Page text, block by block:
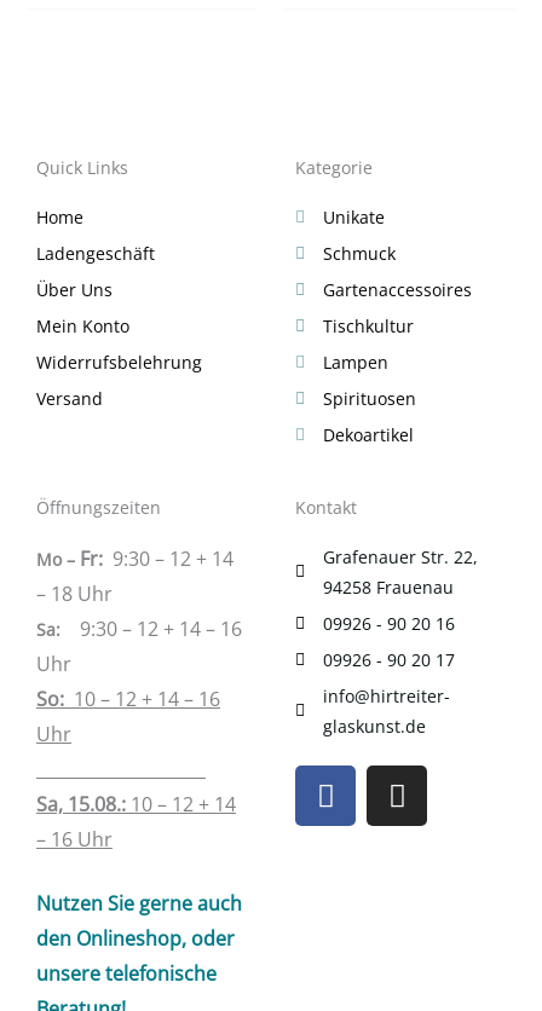
Quick Links
Home
Ladengeschäft
Über Uns
Mein Konto
Widerrufsbelehrung
Versand
Kategorie
Unikate
Schmuck
Gartenaccessoires
Tischkultur
Lampen
Spirituosen
Dekoartikel
Öffnungszeiten
Mo – Fr: 9:30 – 12 + 14
– 18 Uhr
Sa: 9:30 – 12 + 14 – 16
Uhr
So: 10 – 12 + 14 – 16
Uhr
Sa, 15.08.: 10 – 12 + 14
– 16 Uhr
Nutzen Sie gerne auch
den Onlineshop, oder
unsere telefonische
Kontakt
Grafenauer Str. 22,
94258 Frauenau
09926 - 90 20 16
09926 - 90 20 17
info@hirtreiter-
glaskunst.de
F
a
c
I
n
s